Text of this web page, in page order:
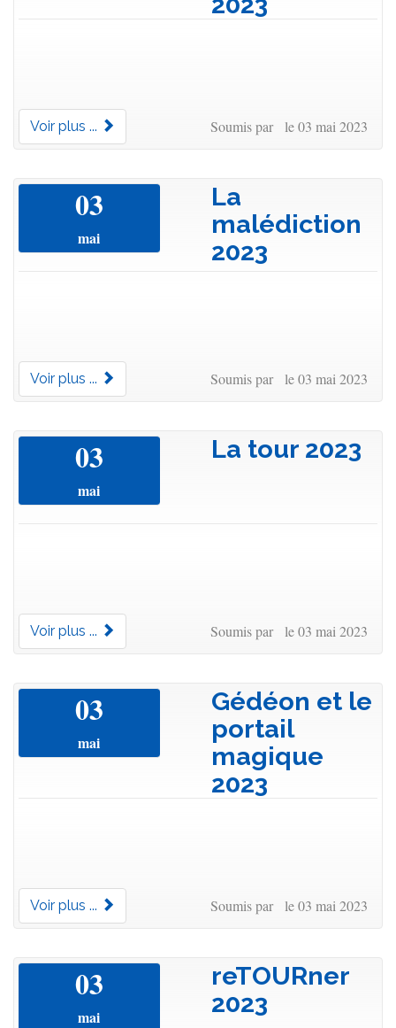
Voir plus ... Soumis par le 03 mai 2023
03
mai
La
malédiction
2023
Voir plus ... Soumis par le 03 mai 2023
03
mai
La tour 2023
Voir plus ... Soumis par le 03 mai 2023
03
mai
Gédéon et le
portail
magique
2023
Voir plus ... Soumis par le 03 mai 2023
03
mai
reTOURner
2023